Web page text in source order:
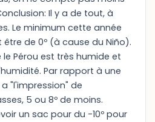
Il y a de tout, à
Le minimum cette année
de 0º (à cause du Niño).
Pérou est très humide et
Par rapport à une
"l'impression" de
5 ou 8º de moins.
un sac pour du -10º pour